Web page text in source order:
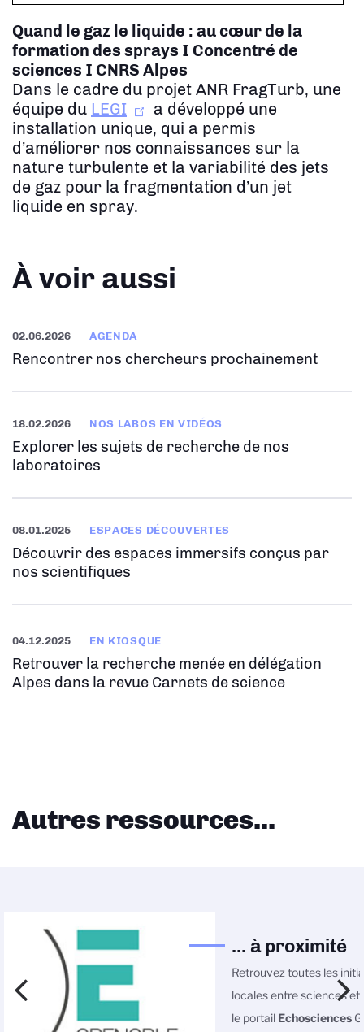
Quand le gaz le liquide : au cœur de la
formation des sprays I Concentré de
sciences I CNRS Alpes
Dans le cadre du projet ANR FragTurb, une
équipe du LEGI
a développé une
installation unique, qui a permis
d’améliorer nos connaissances sur la
nature turbulente et la variabilité des jets
de gaz pour la fragmentation d’un jet
liquide en spray.
À voir aussi
02.06.2026 AGENDA
Rencontrer nos chercheurs prochainement
18.02.2026 NOS LABOS EN VIDÉOS
Explorer les sujets de recherche de nos
laboratoires
08.01.2025 ESPACES DÉCOUVERTES
Découvrir des espaces immersifs conçus par
nos scientifiques
04.12.2025 EN KIOSQUE
Retrouver la recherche menée en délégation
Alpes dans la revue Carnets de science
Autres ressources...
... à proximité
Retrouvez toutes les
locales entre sciences et
le portail Echosciences